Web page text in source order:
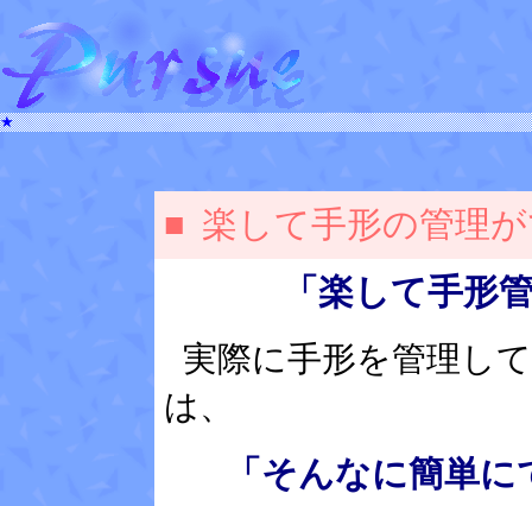
★
■ 楽して手形の管理
「楽して手形
実際に手形を管理し
は、
「そんなに簡単